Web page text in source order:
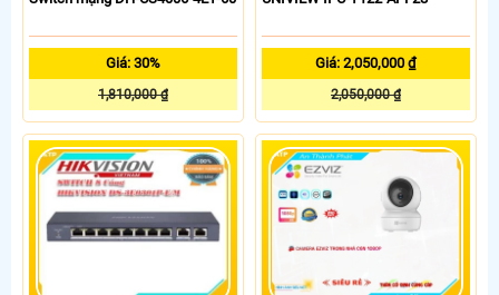
Giá: 30%
1,810,000 ₫
Giá: 2,050,000 ₫
2,050,000 ₫